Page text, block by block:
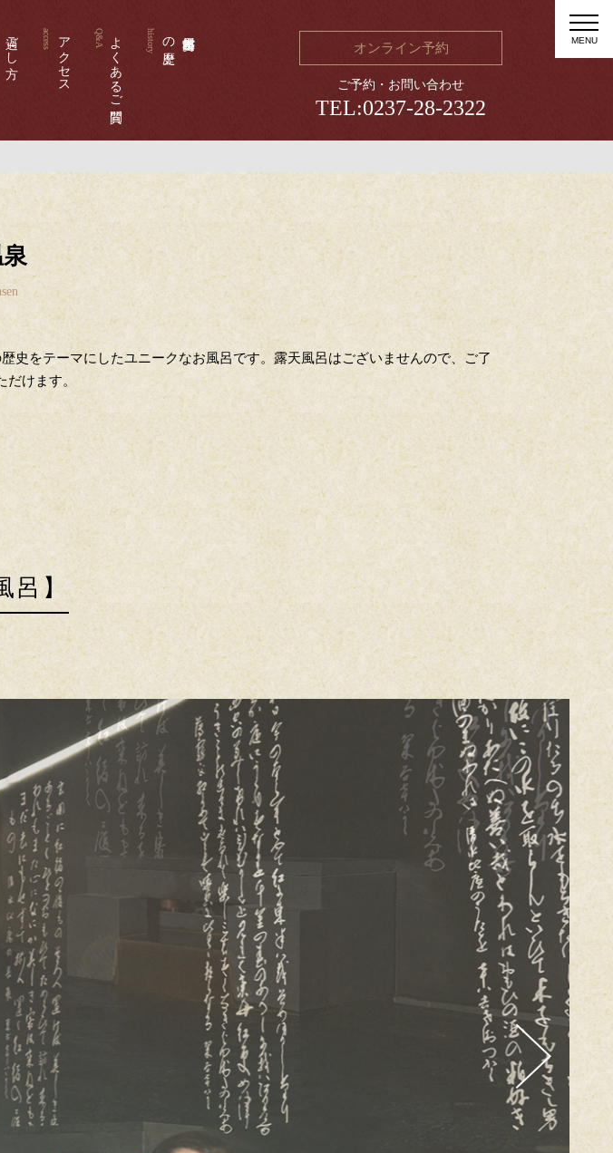
過ごし方 アクセス よくあるご質問
の歴史
オンライン予約
TEL:0237-28-2322
史をテーマにしたユニークなお風呂です。露天風呂はございませんので、ご了
だけます。
呂】
MENU